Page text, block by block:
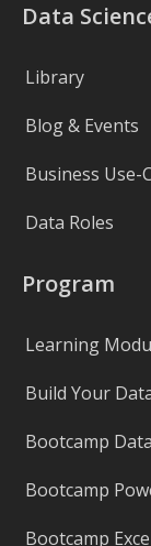
Data
Library
Blog & Events
Business Use-
Data Roles
Program
Learning
Build Your
Bootcamp
Bootcamp
Bootcamp